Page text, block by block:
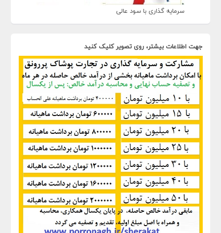
سرمایه گذاری با سود عالی
جهت اطلاعات بیشتر، روی تصویر کلیک کنید